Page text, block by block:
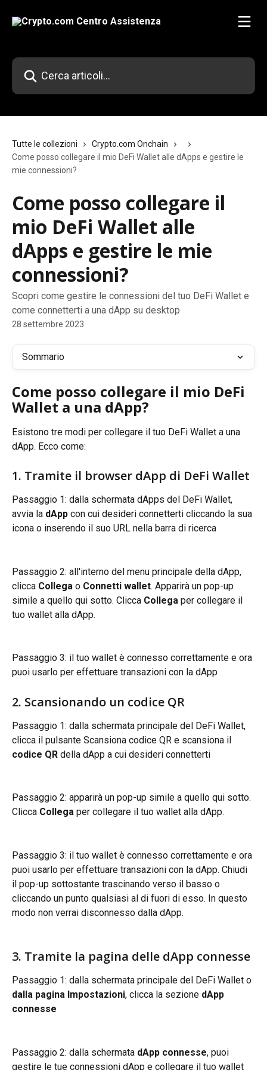
Cerca articoli…
Tutte le collezioni
Crypto.com Onchain
Come posso collegare il mio DeFi Wallet alle dApps e gestire le
mie connessioni?
Come posso collegare il
mio DeFi Wallet alle
dApps e gestire le mie
connessioni?
Scopri come gestire le connessioni del tuo DeFi Wallet e
come connetterti a una dApp su desktop
28 settembre 2023
Sommario
Come posso collegare il mio DeFi
Wallet a una dApp?
Esistono tre modi per collegare il tuo DeFi Wallet a una
dApp. Ecco come:
1. Tramite il browser dApp di DeFi Wallet
Passaggio 1: dalla schermata dApps del DeFi Wallet,
avvia la dApp con cui desideri connetterti cliccando la sua
icona o inserendo il suo URL nella barra di ricerca
Passaggio 2: all'interno del menu principale della dApp,
clicca Collega o Connetti wallet. Apparirà un pop-up
simile a quello qui sotto. Clicca Collega per collegare il
tuo wallet alla dApp.
Passaggio 3: il tuo wallet è connesso correttamente e ora
puoi usarlo per effettuare transazioni con la dApp
2. Scansionando un codice QR
Passaggio 1: dalla schermata principale del DeFi Wallet,
clicca il pulsante Scansiona codice QR e scansiona il
codice QR della dApp a cui desideri connetterti
Passaggio 2: apparirà un pop-up simile a quello qui sotto.
Clicca Collega per collegare il tuo wallet alla dApp.
Passaggio 3: il tuo wallet è connesso correttamente e ora
puoi usarlo per effettuare transazioni con la dApp. Chiudi
il pop-up sottostante trascinando verso il basso o
cliccando un punto qualsiasi al di fuori di esso. In questo
modo non verrai disconnesso dalla dApp.
3. Tramite la pagina delle dApp connesse
Passaggio 1: dalla schermata principale del DeFi Wallet o
dalla pagina Impostazioni, clicca la sezione dApp
connesse
Passaggio 2: dalla schermata dApp connesse, puoi
gestire le tue connessioni dApp e collegare il tuo wallet